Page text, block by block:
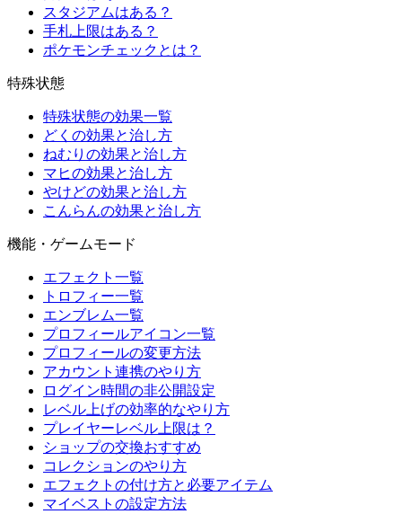
スタジアムはある？
手札上限はある？
ポケモンチェックとは？
特殊状態
特殊状態の効果一覧
どくの効果と治し方
ねむりの効果と治し方
マヒの効果と治し方
やけどの効果と治し方
こんらんの効果と治し方
機能・ゲームモード
エフェクト一覧
トロフィー一覧
エンブレム一覧
プロフィールアイコン一覧
プロフィールの変更方法
アカウント連携のやり方
ログイン時間の非公開設定
レベル上げの効率的なやり方
プレイヤーレベル上限は？
ショップの交換おすすめ
コレクションのやり方
エフェクトの付け方と必要アイテム
マイベストの設定方法